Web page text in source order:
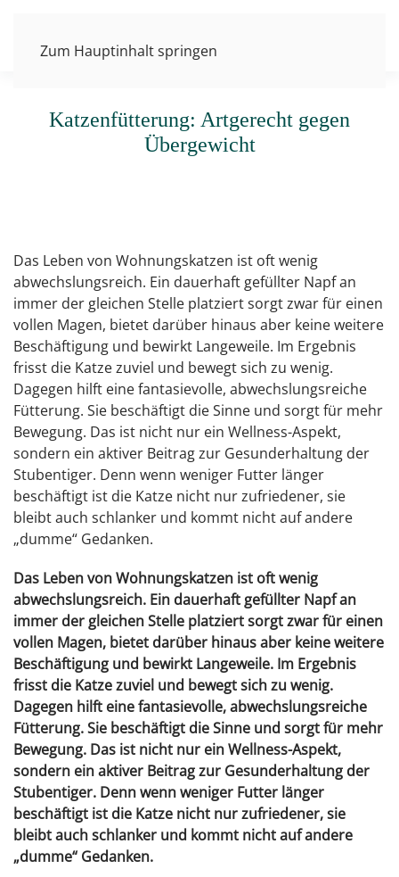
Zum Hauptinhalt springen
Katzenfütterung: Artgerecht gegen
Übergewicht
Das Leben von Wohnungskatzen ist oft wenig
abwechslungsreich. Ein dauerhaft gefüllter Napf an
immer der gleichen Stelle platziert sorgt zwar für einen
vollen Magen, bietet darüber hinaus aber keine weitere
Beschäftigung und bewirkt Langeweile. Im Ergebnis
frisst die Katze zuviel und bewegt sich zu wenig.
Dagegen hilft eine fantasievolle, abwechslungsreiche
Fütterung. Sie beschäftigt die Sinne und sorgt für mehr
Bewegung. Das ist nicht nur ein Wellness-Aspekt,
sondern ein aktiver Beitrag zur Gesunderhaltung der
Stubentiger. Denn wenn weniger Futter länger
beschäftigt ist die Katze nicht nur zufriedener, sie
bleibt auch schlanker und kommt nicht auf andere
„dumme“ Gedanken.
Das Leben von Wohnungskatzen ist oft wenig
abwechslungsreich. Ein dauerhaft gefüllter Napf an
immer der gleichen Stelle platziert sorgt zwar für einen
vollen Magen, bietet darüber hinaus aber keine weitere
Beschäftigung und bewirkt Langeweile. Im Ergebnis
frisst die Katze zuviel und bewegt sich zu wenig.
Dagegen hilft eine fantasievolle, abwechslungsreiche
Fütterung. Sie beschäftigt die Sinne und sorgt für mehr
Bewegung. Das ist nicht nur ein Wellness-Aspekt,
sondern ein aktiver Beitrag zur Gesunderhaltung der
Stubentiger. Denn wenn weniger Futter länger
beschäftigt ist die Katze nicht nur zufriedener, sie
bleibt auch schlanker und kommt nicht auf andere
„dumme“ Gedanken.